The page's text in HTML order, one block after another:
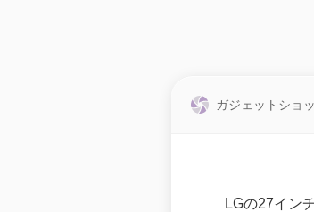
ガジェットショ
LGの27イン